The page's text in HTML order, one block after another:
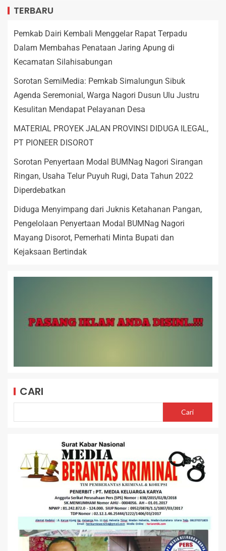
TERBARU
Pemkab Dairi Kembali Menggelar Rapat Terpadu
Dalam Membahas Penataan Jaring Apung di
Kecamatan Silahisabungan
Sorotan SemiMedia: Pemkab Simalungun Sibuk
Agenda Seremonial, Warga Nagori Dusun Ulu Justru
Kesulitan Mendapat Pelayanan Desa
MATERIAL PROYEK JALAN PROVINSI DIDUGA ILEGAL,
PT PIONEER DISOROT
Sorotan Penyertaan Modal BUMNag Nagori Sirangan
Ringan, Usaha Telur Puyuh Rugi, Data Tahun 2022
Diperdebatkan
Diduga Menyimpang dari Juknis Ketahanan Pangan,
Pengelolaan Penyertaan Modal BUMNag Nagori
Mayang Disorot, Pemerhati Minta Bupati dan
Kejaksaan Bertindak
CARI
Cari